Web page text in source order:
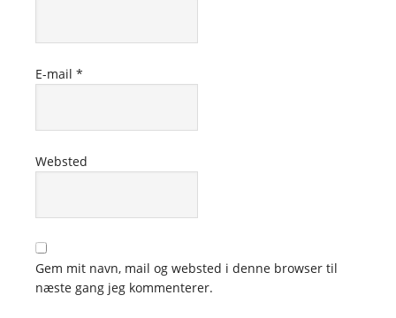
E-mail *
Websted
Gem mit navn, mail og websted i denne browser til
næste gang jeg kommenterer.